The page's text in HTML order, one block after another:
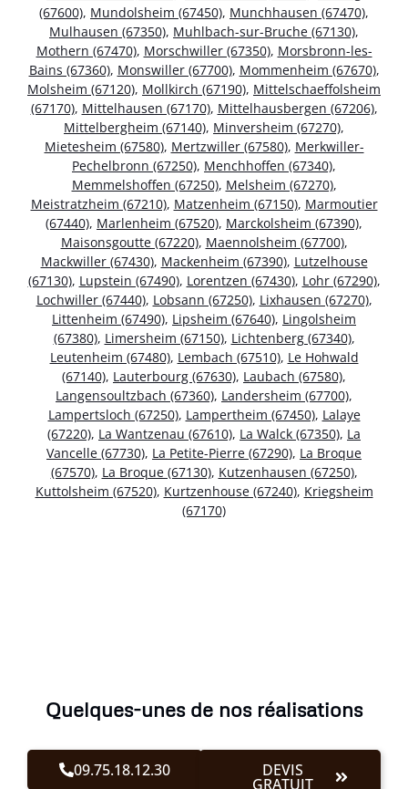
(67600), Mundolsheim (67450), Munchhausen (67470),
Mulhausen (67350), Muhlbach-sur-Bruche (67130),
Mothern (67470), Morschwiller (67350), Morsbronn-les-
Bains (67360), Monswiller (67700), Mommenheim (67670),
Molsheim (67120), Mollkirch (67190), Mittelschaeffolsheim
(67170), Mittelhausen (67170), Mittelhausbergen (67206),
Mittelbergheim (67140), Minversheim (67270),
Mietesheim (67580), Mertzwiller (67580), Merkwiller-
Pechelbronn (67250), Menchhoffen (67340),
Memmelshoffen (67250), Melsheim (67270),
Meistratzheim (67210), Matzenheim (67150), Marmoutier
(67440), Marlenheim (67520), Marckolsheim (67390),
Maisonsgoutte (67220), Maennolsheim (67700),
Mackwiller (67430), Mackenheim (67390), Lutzelhouse
(67130), Lupstein (67490), Lorentzen (67430), Lohr (67290),
Lochwiller (67440), Lobsann (67250), Lixhausen (67270),
Littenheim (67490), Lipsheim (67640), Lingolsheim
(67380), Limersheim (67150), Lichtenberg (67340),
Leutenheim (67480), Lembach (67510), Le Hohwald
(67140), Lauterbourg (67630), Laubach (67580),
Langensoultzbach (67360), Landersheim (67700),
Lampertsloch (67250), Lampertheim (67450), Lalaye
(67220), La Wantzenau (67610), La Walck (67350), La
Vancelle (67730), La Petite-Pierre (67290), La Broque
(67570), La Broque (67130), Kutzenhausen (67250),
Kuttolsheim (67520), Kurtzenhouse (67240), Kriegsheim
(67170)
Quelques-unes de nos réalisations
09.75.18.12.30 DEVIS
GRATUIT